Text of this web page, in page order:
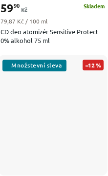
CD deo atomizér Sensitive Protect
0% alkohol 75 ml
Skladem
5990
Kč
Měrná cena:
79,87 Kč / 100 ml
–12 %